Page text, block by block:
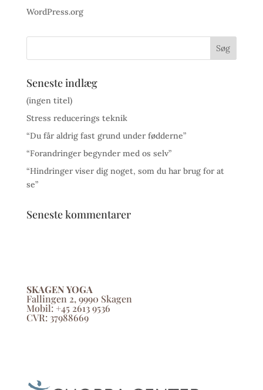
WordPress.org
Seneste indlæg
(ingen titel)
Stress reducerings teknik
“Du får aldrig fast grund under fødderne”
“Forandringer begynder med os selv”
“Hindringer viser dig noget, som du har brug for at
se”
Seneste kommentarer
SKAGEN YOGA
Fallingen 2, 9990 Skagen
Mobil: +45 2613 9536
CVR: 37988669